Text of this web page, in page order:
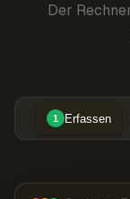
Der
1 Erfassen